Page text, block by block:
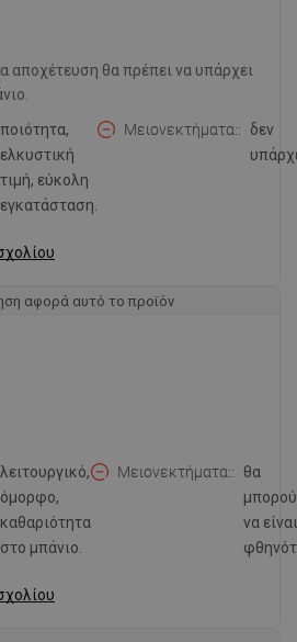
αποχέτευση θα πρέπει να υπάρχει
ποιότητα,
ελκυστική
τιμή, εύκολη
εγκατάσταση.
Μειονεκτήματα:
δεν
αφορά αυτό το προϊόν
λειτουργικό,
όμορφο,
καθαριότητα
στο μπάνιο.
Μειονεκτήματα:
θα
να είναι